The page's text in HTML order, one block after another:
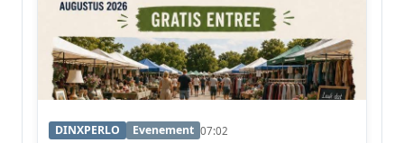
DINXPERLO Evenement 07:02